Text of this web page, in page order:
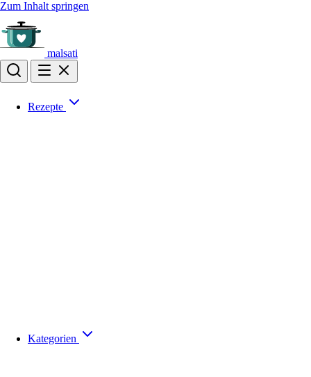
Zum Inhalt springen
malsati
Rezepte
Kategorien